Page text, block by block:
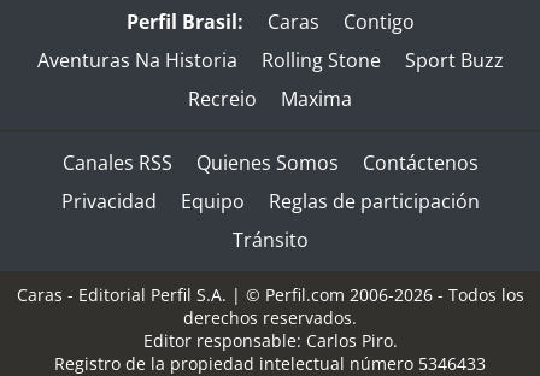
Perfil Brasil: Caras
Contigo
Aventuras Na Historia
Rolling Stone
Sport Buzz
Recreio
Maxima
Canales RSS Quienes Somos
Contáctenos
Privacidad
Equipo
Reglas de participación
Tránsito
Caras - Editorial Perfil S.A. | © Perfil.com 2006-2026 - Todos los
derechos reservados.
Editor responsable: Carlos Piro.
Registro de la propiedad intelectual número 5346433